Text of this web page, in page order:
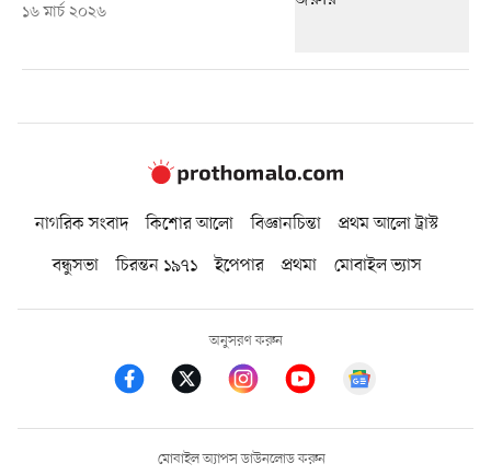
১৬ মার্চ ২০২৬
নাগরিক সংবাদ কিশোর আলো বিজ্ঞানচিন্তা
প্রথম আলো ট্রাস্ট
বন্ধুসভা
চিরন্তন ১৯৭১ ইপেপার প্রথমা মোবাইল ভ্যাস
অনুসরণ করুন
মোবাইল অ্যাপস ডাউনলোড করুন